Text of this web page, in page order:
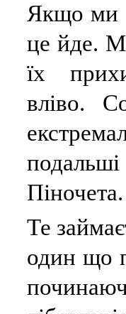
Якщо ми
це йде.
їх
вліво.
Піночета.
Те
один що